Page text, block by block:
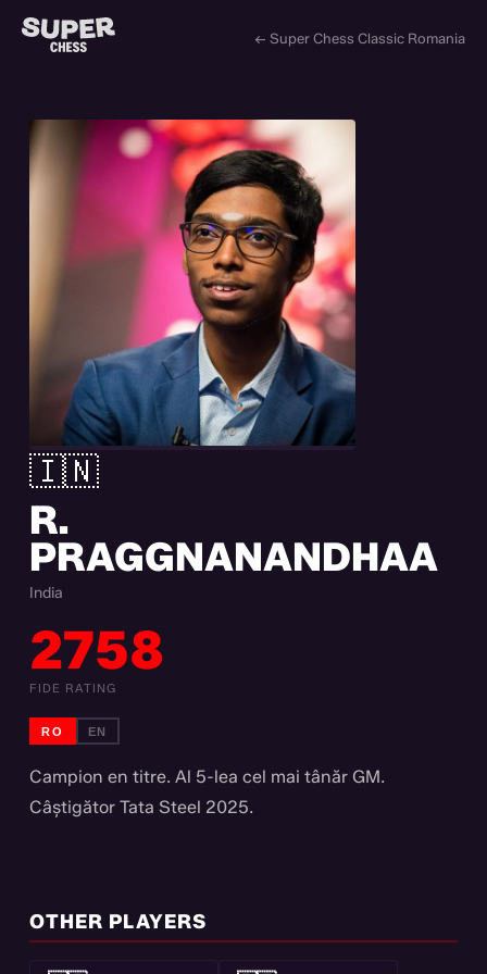
← Super Chess Classic Romania
🇮🇳
R.
PRAGGNANANDHAA
India
2758
FIDE RATING
RO EN
Campion en titre. Al 5-lea cel mai tânăr GM.
Câștigător Tata Steel 2025.
OTHER PLAYERS